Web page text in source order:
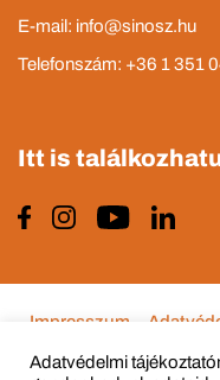
E-mail: info@sinosz.hu
Telefonszám: +36 1 351
Itt is
Impresszum
Adatvédelmi